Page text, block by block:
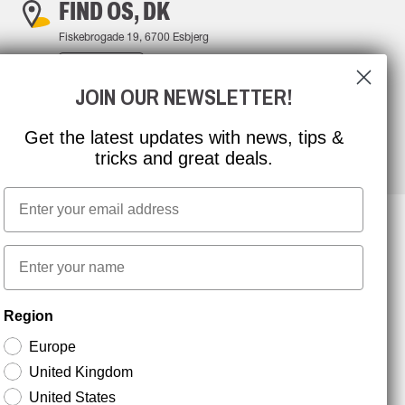
FIND OS, DK
Fiskebrogade 19, 6700 Esbjerg
NYHEDSBREV TILMELDING
produktnyheder. Din e-mail opbevares sikkert og du
kan til enhver tid
JOIN OUR NEWSLETTER!
Get the latest updates with news, tips &
tricks and great deals.
Email
First name
Region
Europe
United Kingdom
United States